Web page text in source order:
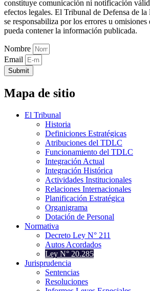
constituye comunicación ni notificación
efectos legales. El Tribunal de Defensa de
se responsabiliza por los errores u omisiones
pueda contener la información publicada.
Nombre
Email
Submit
Mapa de sitio
El Tribunal
Historia
Definiciones Estratégicas
Atribuciones del TDLC
Funcionamiento del TDLC
Integración Actual
Integración Histórica
Actividades Institucionales
Relaciones Internacionales
Planificación Estratégica
Organigrama
Dotación de Personal
Normativa
Decreto Ley N° 211
Autos Acordados
Ley N° 20.285
Jurisprudencia
Sentencias
Resoluciones